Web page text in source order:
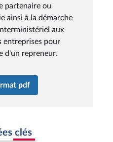
partenaire ou
ainsi à la démarche
aux
entreprises pour
d'un repreneur.
pdf
clés